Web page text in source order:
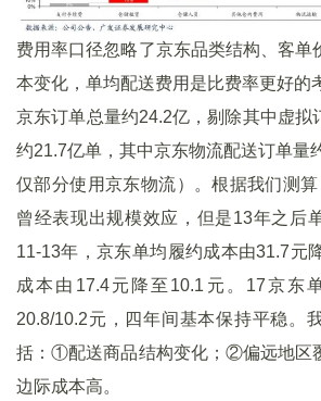
费用率口径忽略了京东品类结构、客单
本变化，单均配送费用是比费率更好的
京东订单总量约24.2亿，剔除其中虚拟
约21.7亿单，其中京东物流配送订单量
仅部分使用京东物流）。根据我们测
曾经表现出规模效应，但是13年之后
11-13年，京东单均履约成本由31.7元
成本由17.4元降至10.1元。17京东
20.8/10.2元，四年间基本保持平稳。
括：①配送商品结构变化；②偏远地区
边际成本高。